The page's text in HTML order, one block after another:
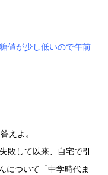
が少し低いので午前
えよ。
敗して以来、自宅で引
について「中学時代ま